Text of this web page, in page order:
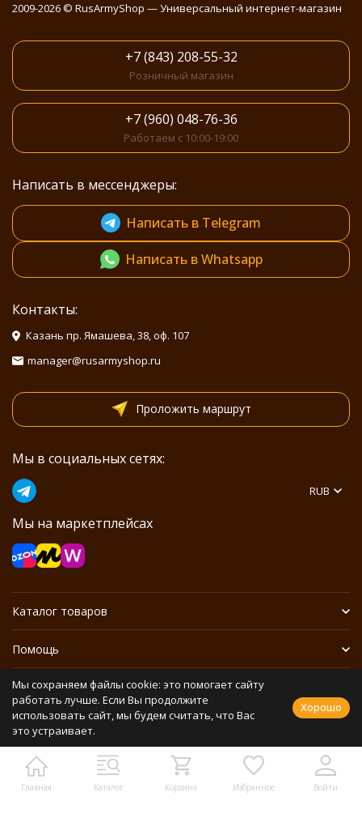
Главная Каталог Корзина Избранное Войти
2009-2026 © RusArmyShop — Универсальный интернет-магазин
+7 (843) 208-55-32
Розничный магазин
+7 (960) 048-76-36
Работаем с 10:00-19:00
Написать в мессенджеры:
Написать в Telegram
Написать в Whatsapp
Контакты:
Казань пр. Ямашева, 38, оф. 107
manager@rusarmyshop.ru
Проложить маршрут
Мы в социальных сетях:
Мы на маркетплейсах
RUB
Каталог товаров
Помощь
Информация
Политика персональных данных
Разработано в
bodysite.ru Webasyst —
Мы сохраняем файлы cookie: это помогает сайту
работать лучше. Если Вы продолжите
использовать сайт, мы будем считать, что Вас
это устраивает.
Хорошо